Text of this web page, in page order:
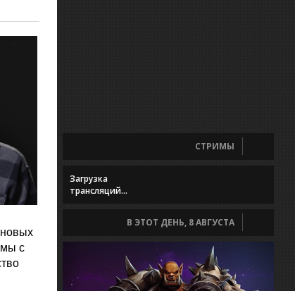
с
СТРИМЫ
Загрузка
трансляций...
В ЭТОТ ДЕНЬ, 8 АВГУСТА